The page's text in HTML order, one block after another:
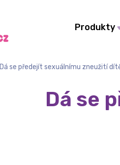
Produkty
Dá se předejít sexuálnímu zneužití
Dá se